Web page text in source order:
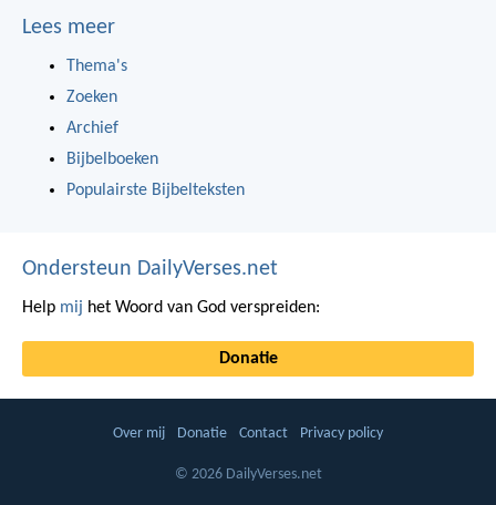
Lees meer
Thema's
Zoeken
Archief
Bijbelboeken
Populairste Bijbelteksten
Ondersteun DailyVerses.net
Help mij het Woord van God verspreiden:
Donatie
Over mij Donatie Contact Privacy policy
© 2026 DailyVerses.net